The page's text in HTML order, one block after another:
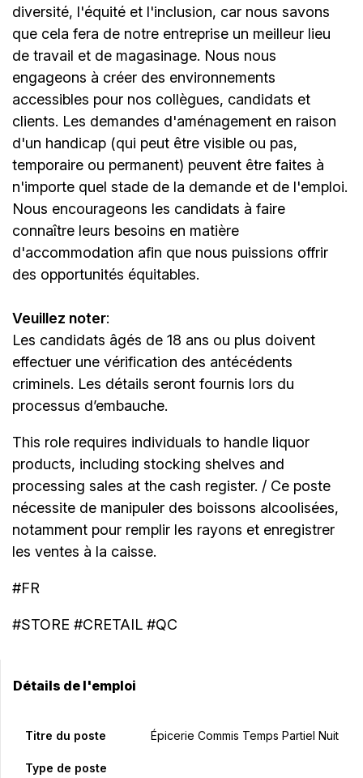
diversité, l'équité et l'inclusion, car nous savons
que cela fera de notre entreprise un meilleur lieu
de travail et de magasinage. Nous nous
engageons à créer des environnements
accessibles pour nos collègues, candidats et
clients. Les demandes d'aménagement en raison
d'un handicap (qui peut être visible ou pas,
temporaire ou permanent) peuvent être faites à
n'importe quel stade de la demande et de l'emploi.
Nous encourageons les candidats à faire
connaître leurs besoins en matière
d'accommodation afin que nous puissions offrir
des opportunités équitables.
Veuillez noter:
Les candidats âgés de 18 ans ou plus doivent
effectuer une vérification des antécédents
criminels. Les détails seront fournis lors du
processus d’embauche.
This role requires individuals to handle liquor
products, including stocking shelves and
processing sales at the cash register. / Ce poste
nécessite de manipuler des boissons alcoolisées,
notamment pour remplir les rayons et enregistrer
les ventes à la caisse.
#FR
#STORE #CRETAIL #QC
Détails de l'emploi
Titre du poste Épicerie Commis Temps Partiel Nuit
Type de poste